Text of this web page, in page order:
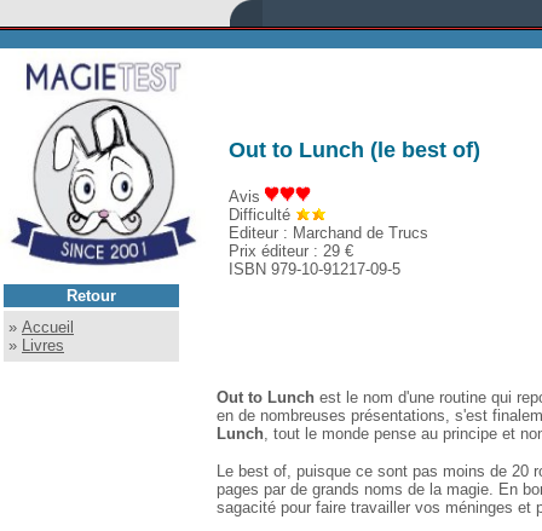
Retour
» Accueil
» Livres
Out to Lunch (le best of)
Avis
Difficulté
Editeur : Marchand de Trucs
Prix éditeur : 29 €
ISBN 979-10-91217-09-5
Out to Lunch est le nom d'une routine qui
en de nombreuses présentations, s'est
Lunch, tout le monde pense au principe et
Le best of, puisque ce sont pas moins de 20
pages par de grands noms de la magie. En
sagacité pour faire travailler vos méninges et